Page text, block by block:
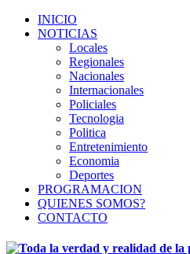
INICIO
NOTICIAS
Locales
Regionales
Nacionales
Internacionales
Policiales
Tecnologia
Politica
Entretenimiento
Economia
Deportes
PROGRAMACION
QUIENES SOMOS?
CONTACTO